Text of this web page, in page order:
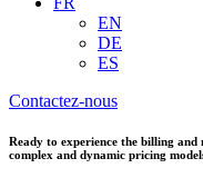
EN
DE
ES
Contactez-nous
Ready to experience the billing
complex and dynamic pricing